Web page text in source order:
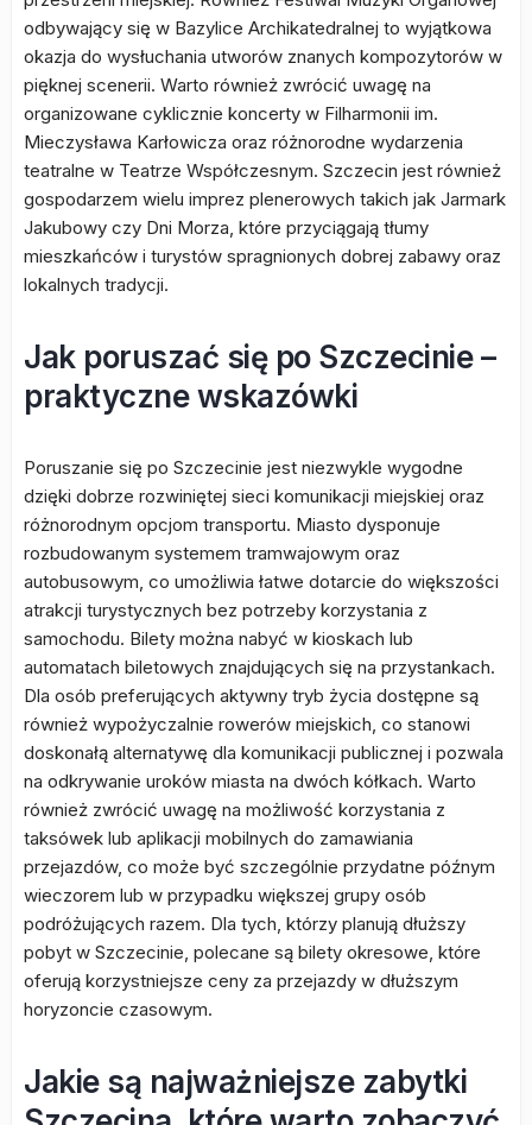
odbywający się w Bazylice Archikatedralnej to wyjątkowa
okazja do wysłuchania utworów znanych kompozytorów w
pięknej scenerii. Warto również zwrócić uwagę na
organizowane cyklicznie koncerty w Filharmonii im.
Mieczysława Karłowicza oraz różnorodne wydarzenia
teatralne w Teatrze Współczesnym. Szczecin jest również
gospodarzem wielu imprez plenerowych takich jak Jarmark
Jakubowy czy Dni Morza, które przyciągają tłumy
mieszkańców i turystów spragnionych dobrej zabawy oraz
lokalnych tradycji.
Jak poruszać się po Szczecinie –
praktyczne wskazówki
Poruszanie się po Szczecinie jest niezwykle wygodne
dzięki dobrze rozwiniętej sieci komunikacji miejskiej oraz
różnorodnym opcjom transportu. Miasto dysponuje
rozbudowanym systemem tramwajowym oraz
autobusowym, co umożliwia łatwe dotarcie do większości
atrakcji turystycznych bez potrzeby korzystania z
samochodu. Bilety można nabyć w kioskach lub
automatach biletowych znajdujących się na przystankach.
Dla osób preferujących aktywny tryb życia dostępne są
również wypożyczalnie rowerów miejskich, co stanowi
doskonałą alternatywę dla komunikacji publicznej i pozwala
na odkrywanie uroków miasta na dwóch kółkach. Warto
również zwrócić uwagę na możliwość korzystania z
taksówek lub aplikacji mobilnych do zamawiania
przejazdów, co może być szczególnie przydatne późnym
wieczorem lub w przypadku większej grupy osób
podróżujących razem. Dla tych, którzy planują dłuższy
pobyt w Szczecinie, polecane są bilety okresowe, które
oferują korzystniejsze ceny za przejazdy w dłuższym
horyzoncie czasowym.
Jakie są najważniejsze zabytki